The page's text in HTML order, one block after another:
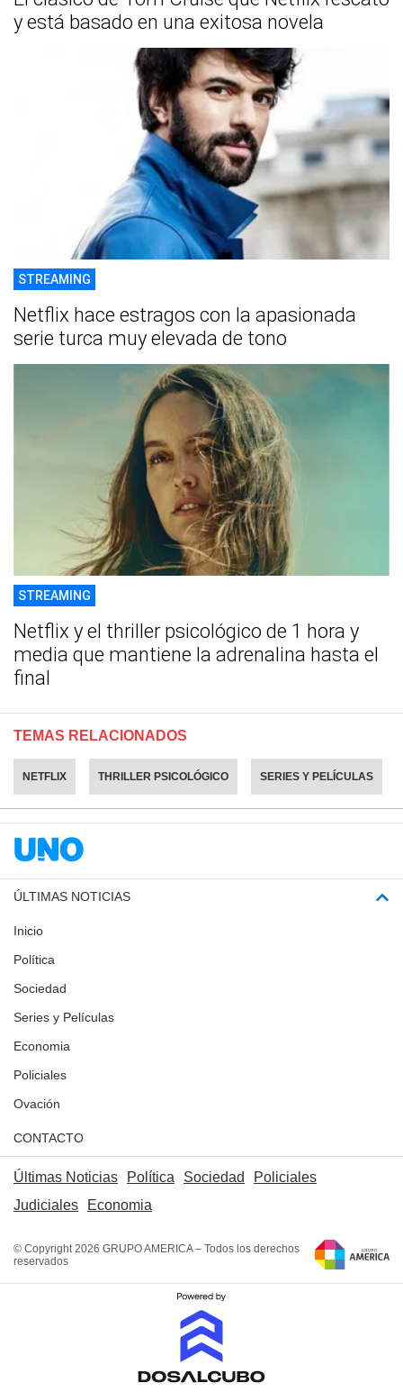
y está basado en una exitosa novela
STREAMING
Netflix hace estragos con la apasionada
serie turca muy elevada de tono
STREAMING
Netflix y el thriller psicológico de 1 hora y
media que mantiene la adrenalina hasta el
final
TEMAS RELACIONADOS
NETFLIX THRILLER PSICOLÓGICO SERIES Y PELÍCULAS
ÚLTIMAS NOTICIAS
Inicio
Política
Sociedad
Series y Películas
Economia
Policiales
Ovación
CONTACTO
Últimas Noticias Política Sociedad
Policiales
Judiciales
Economia
© Copyright 2026 GRUPO AMERICA – Todos los derechos
reservados